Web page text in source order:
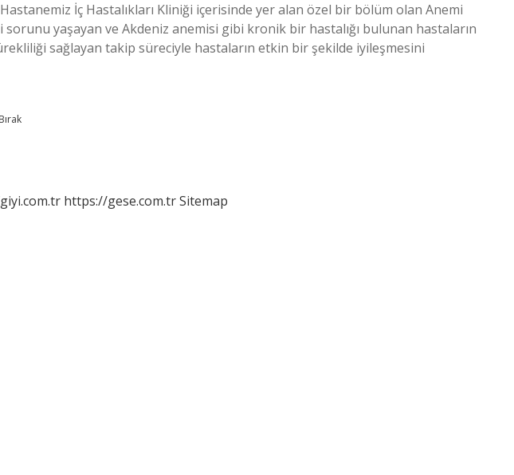
İç Hastalıkları Kliniği içerisinde yer alan özel bir bölüm olan Anemi
yaşayan ve Akdeniz anemisi gibi kronik bir hastalığı bulunan hastaların
sağlayan takip süreciyle hastaların etkin bir şekilde iyileşmesini
https://gese.com.trSitemap